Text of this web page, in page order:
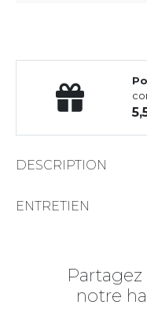
DESCRIPTION
ENTRETIEN
notre